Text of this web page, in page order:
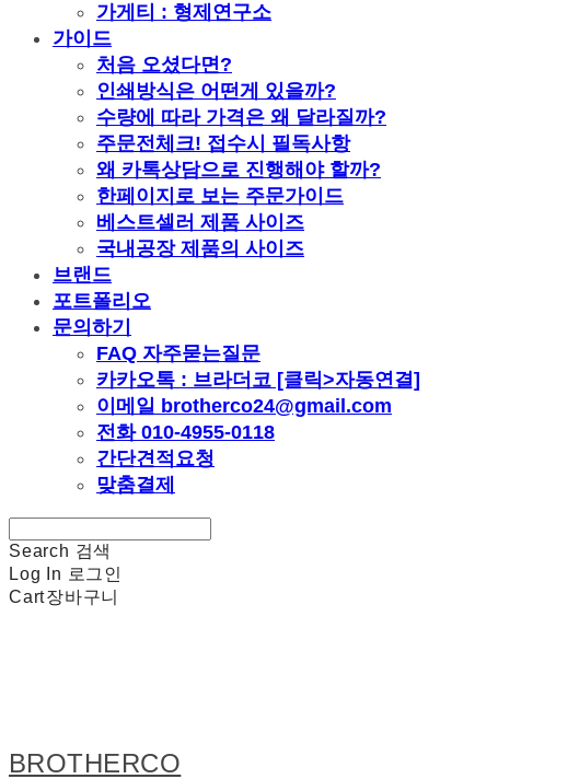
가게티 : 형제연구소
가이드
처음 오셨다면?
인쇄방식은 어떤게 있을까?
수량에 따라 가격은 왜 달라질까?
주문전체크! 접수시 필독사항
왜 카톡상담으로 진행해야 할까?
한페이지로 보는 주문가이드
베스트셀러 제품 사이즈
국내공장 제품의 사이즈
브랜드
포트폴리오
문의하기
FAQ 자주묻는질문
카카오톡 : 브라더코 [클릭>자동연결]
이메일 brotherco24@gmail.com
전화 010-4955-0118
간단견적요청
맞춤결제
Search 검색
Log In 로그인
Cart장바구니
BROTHERCO